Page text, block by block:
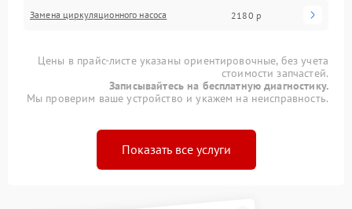
Замена циркуляционного насоса 2180 р
Цены в прайс-листе указаны ориентировочные, без учета
стоимости запчастей.
Записывайтесь на бесплатную диагностику.
Мы проверим ваше устройство и укажем на неисправность.
Показать все услуги